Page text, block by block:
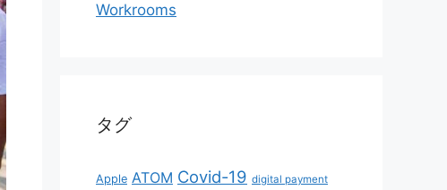
Workrooms
タグ
Apple ATOM Covid-19 digital payment